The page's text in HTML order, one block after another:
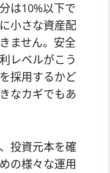
は10%以下で
小さな資産配
ません。安全
レベルがこう
採用するかど
なカギでもあ
投資元本を確
の様々な運用